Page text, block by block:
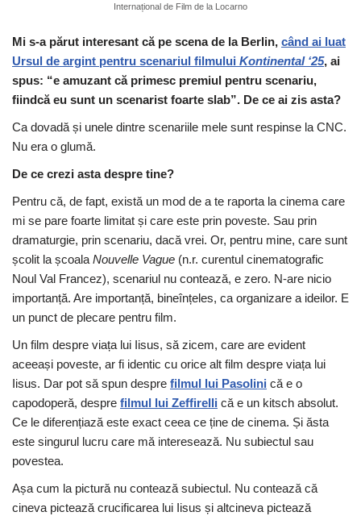
Internațional de Film de la Locarno
Mi s-a părut interesant că pe scena de la Berlin, când ai luat
Ursul de argint pentru scenariul filmului Kontinental ‘25, ai
spus: “e amuzant că primesc premiul pentru scenariu,
fiindcă eu sunt un scenarist foarte slab”. De ce ai zis asta?
Ca dovadă și unele dintre scenariile mele sunt respinse la CNC.
Nu era o glumă.
De ce crezi asta despre tine?
Pentru că, de fapt, există un mod de a te raporta la cinema care
mi se pare foarte limitat și care este prin poveste. Sau prin
dramaturgie, prin scenariu, dacă vrei. Or, pentru mine, care sunt
școlit la școala Nouvelle Vague (n.r. curentul cinematografic
Noul Val Francez), scenariul nu contează, e zero. N-are nicio
importanță. Are importanță, bineînțeles, ca organizare a ideilor. E
un punct de plecare pentru film.
Un film despre viața lui Iisus, să zicem, care are evident
aceeași poveste, ar fi identic cu orice alt film despre viața lui
Iisus. Dar pot să spun despre filmul lui Pasolini că e o
capodoperă, despre filmul lui Zeffirelli că e un kitsch absolut.
Ce le diferențiază este exact ceea ce ține de cinema. Și ăsta
este singurul lucru care mă interesează. Nu subiectul sau
povestea.
Așa cum la pictură nu contează subiectul. Nu contează că
cineva pictează crucificarea lui Iisus și altcineva pictează